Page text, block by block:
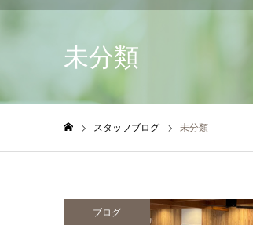
未分類
スタッフブログ 未分類
ブログ